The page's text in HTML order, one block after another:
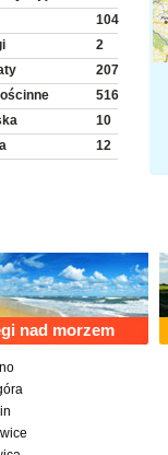
104
2
207
516
10
12
2
Cisza, spokój i komfortowe
nad morzem